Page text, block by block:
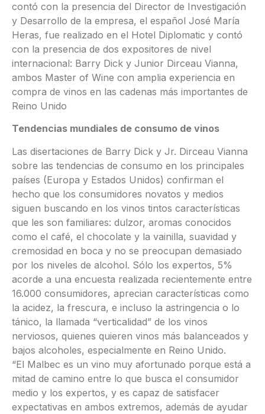
contó con la presencia del Director de Investigación
y Desarrollo de la empresa, el español José María
Heras, fue realizado en el Hotel Diplomatic y contó
con la presencia de dos expositores de nivel
internacional: Barry Dick y Junior Dirceau Vianna,
ambos Master of Wine con amplia experiencia en
compra de vinos en las cadenas más importantes de
Reino Unido
Tendencias mundiales de consumo de vinos
Las disertaciones de Barry Dick y Jr. Dirceau Vianna
sobre las tendencias de consumo en los principales
países (Europa y Estados Unidos) confirman el
hecho que los consumidores novatos y medios
siguen buscando en los vinos tintos características
que les son familiares: dulzor, aromas conocidos
como el café, el chocolate y la vainilla, suavidad y
cremosidad en boca y no se preocupan demasiado
por los niveles de alcohol. Sólo los expertos, 5%
acorde a una encuesta realizada recientemente entre
16.000 consumidores, aprecian características como
la acidez, la frescura, e incluso la astringencia o lo
tánico, la llamada “verticalidad” de los vinos
nerviosos, quienes quieren vinos más balanceados y
bajos alcoholes, especialmente en Reino Unido.
“El Malbec es un vino muy afortunado porque está a
mitad de camino entre lo que busca el consumidor
medio y los expertos, y es capaz de satisfacer
expectativas en ambos extremos, además de ayudar